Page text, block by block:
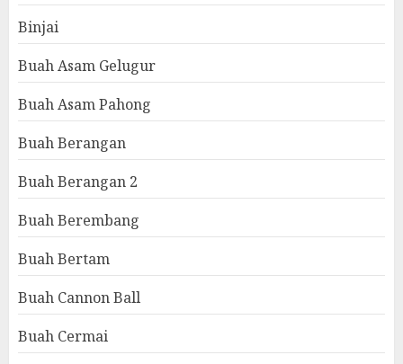
Binjai
Buah Asam Gelugur
Buah Asam Pahong
Buah Berangan
Buah Berangan 2
Buah Berembang
Buah Bertam
Buah Cannon Ball
Buah Cermai